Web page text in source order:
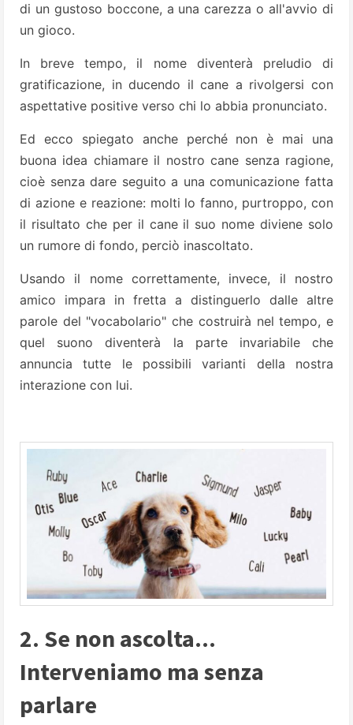
di un gustoso boccone, a una carezza o all'avvio di
un gio­co.
In breve tempo, il nome diven­terà preludio di
gratificazione, in­ ducendo il cane a rivolgersi con
aspettative positive verso chi lo abbia pronunciato.
Ed ecco spie­gato anche perché non è mai una
buona idea chiamare il nostro ca­ne senza ragione,
cioè senza dare seguito a una comunicazione fatta
di azione e reazione: molti lo fan­no, purtroppo, con
il risultato che per il cane il suo nome diviene so­lo
un rumore di fondo, perciò ina­scoltato.
Usando il nome correttamente, invece, il nostro
amico im­para in fretta a distinguerlo dalle altre
parole del "vocabolario" che costruirà nel tempo, e
quel suono diventerà la parte invariabile che
annuncia tutte le possibili varian­ti della nostra
interazione con lui.
2. Se non ascolta...
Interveniamo ma senza
parlare